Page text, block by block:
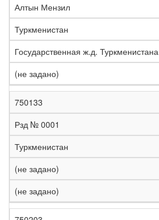
Алтын Мензил
Туркменистан
Государственная ж.д. Туркменистана
(не задано)
750133
Рзд № 0001
Туркменистан
(не задано)
(не задано)